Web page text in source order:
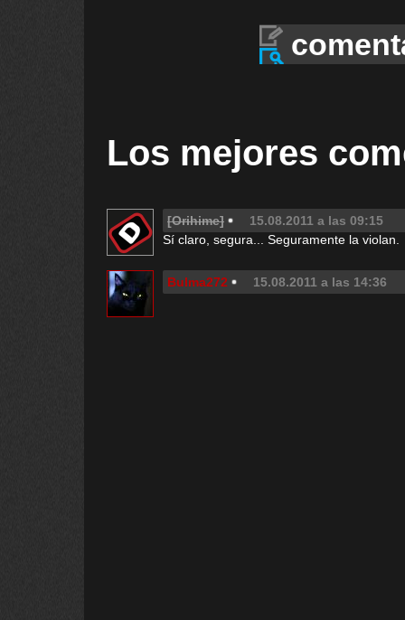
Los mejores
[Orihime]
15.08.2011 a las 09:15
Sí claro, segura... Seguramente la violan.
Bulma272 15.08.2011 a las 14:36